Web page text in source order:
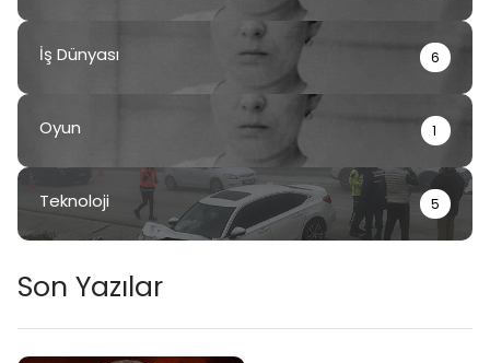
İş Dünyası 6
Oyun 1
Teknoloji 5
Son Yazılar